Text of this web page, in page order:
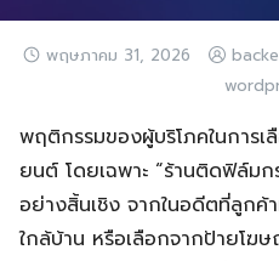
พฤษภาคม 31, 2026
พฤติกรรมของผู้บริโภคในการ
ยนต์ โดยเฉพาะ “ร้านติดฟิล์ม
อย่างสิ้นเชิง จากในอดีตที่ลูกค้
ใกล้บ้าน หรือเลือกจากป้ายโฆ